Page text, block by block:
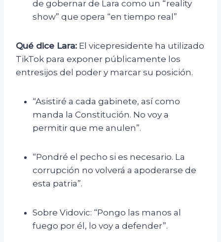
de gobernar de Lara como un “reality
show” que opera “en tiempo real”
Qué dice Lara: El vicepresidente ha utilizado
TikTok para exponer públicamente los
entresijos del poder y marcar su posición.
“Asistiré a cada gabinete, así como
manda la Constitución. No voy a
permitir que me anulen”.
“Pondré el pecho si es necesario. La
corrupción no volverá a apoderarse de
esta patria”.
Sobre Vidovic: “Pongo las manos al
fuego por él, lo voy a defender”.